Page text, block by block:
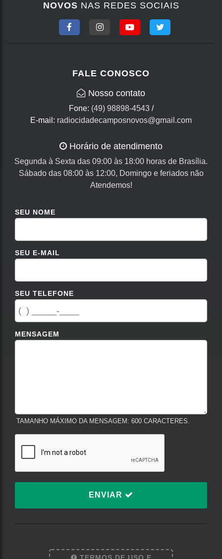
NOVOS NAS REDES SOCIAIS
FALE CONOSCO
Nosso contato
Fone: (49) 98898-4543/
E-mail: radiocidadecamposnovos@gmail.com
Horário de atendimento
Segunda à Sexta das 09:00 às 18:00 horas de Brasília.
Sábado das 08:00 às 12:00, Domingo e feriados não
Atendemos!
SEU NOME
SEU E-MAIL
SEU TELEFONE
MENSAGEM
TAMANHO MÁXIMO DA MENSAGEM: 600 CARACTERES.
ENVIAR